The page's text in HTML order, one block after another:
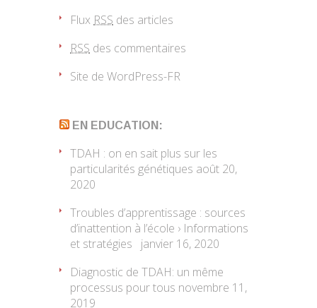
Flux RSS des articles
RSS des commentaires
Site de WordPress-FR
EN EDUCATION:
TDAH : on en sait plus sur les
particularités génétiques août 20,
2020
Troubles d’apprentissage : sources
d’inattention à l’école › Informations
et stratégies
janvier 16, 2020
Diagnostic de TDAH: un même
processus pour tous novembre 11,
2019